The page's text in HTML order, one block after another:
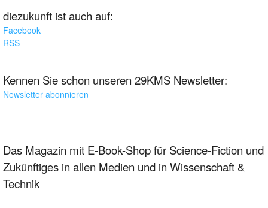
diezukunft ist auch auf:
Facebook
RSS
Kennen Sie schon unseren 29KMS Newsletter:
Newsletter abonnieren
Das Magazin mit E-Book-Shop für Science-Fiction und
Zukünftiges in allen Medien und in Wissenschaft &
Technik